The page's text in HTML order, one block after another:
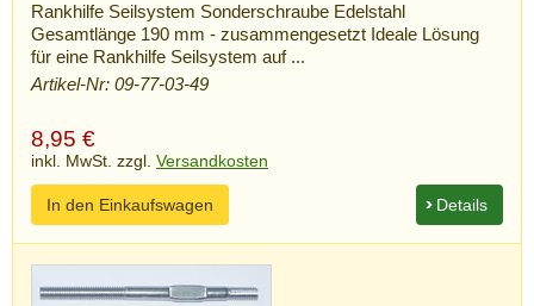
Rankhilfe Seilsystem Sonderschraube Edelstahl
Gesamtlänge 190 mm - zusammengesetzt Ideale Lösung
für eine Rankhilfe Seilsystem auf ...
Artikel-Nr: 09-77-03-49
8,95 €
inkl. MwSt. zzgl. Versandkosten
Details
In den Einkaufswagen